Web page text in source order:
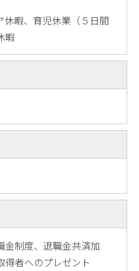
休暇、育児休業（５日間
暇
金制度、退職金共済加
得者へのプレゼント